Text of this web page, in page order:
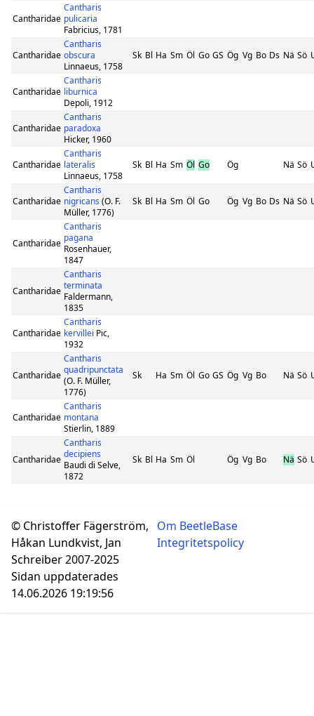
Cantharidae
Cantharis
pulicaria
Fabricius, 1781
Cantharidae
Cantharis
obscura
Linnaeus, 1758
Sk Bl Ha Sm Öl Go GS Ög Vg Bo Ds Nä Sö
Cantharidae
Cantharis
liburnica
Depoli, 1912
Cantharidae
Cantharis
paradoxa
Hicker, 1960
Cantharidae
Cantharis
lateralis
Linnaeus, 1758
Sk Bl Ha Sm Öl Go Ög Nä Sö
Cantharidae
Cantharis
nigricans (O. F.
Müller, 1776)
Sk Bl Ha Sm Öl Go Ög Vg Bo Ds Nä Sö
Cantharidae
Cantharis
pagana
Rosenhauer,
1847
Cantharidae
Cantharis
terminata
Faldermann,
1835
Cantharidae
Cantharis
kervillei Pic,
1932
Cantharidae
Cantharis
quadripunctata
(O. F. Müller,
1776)
Sk Ha Sm Öl Go GS Ög Vg Bo Nä Sö
Cantharidae
Cantharis
montana
Stierlin, 1889
Cantharidae
Cantharis
decipiens
Baudi di Selve,
1872
Sk Bl Ha Sm Öl Ög Vg Bo Nä Sö
© Christoffer Fägerström,
Håkan Lundkvist, Jan
Schreiber 2007-2025
Sidan uppdaterades
14.06.2026 19:19:56
Om BeetleBase
Integritetspolicy